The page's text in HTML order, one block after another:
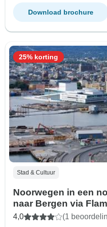
Download brochure
Stad & Cultuur
Noorwegen in een
naar Bergen via Flam
4,0 (1
25% korting